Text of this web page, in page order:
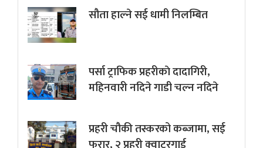
सौता हाल्ने सई धामी निलम्बित
पर्सा ट्राफिक प्रहरीकाे दादागिरी,
महिनवारी नदिने गाडी चल्न नदिने
प्रहरी चौकी तस्करको कब्जामा, सई